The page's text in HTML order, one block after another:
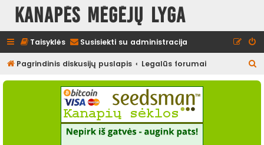
Kanapės mėgėjų lyga
Taisyklės Susisiekti su administracija
Pagrindinis diskusijų puslapis Legalūs forumai
e